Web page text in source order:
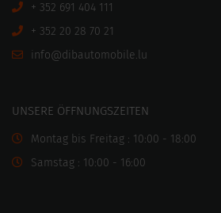
+ 352 691 404 111
+ 352 20 28 70 21
ul.elibo
motuabid@of
ni
UNSERE ÖFFNUNGSZEITEN
Montag bis Freitag : 10:00 - 18:00
Samstag : 10:00 - 16:00